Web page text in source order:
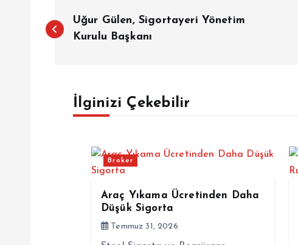
a
Uğur Gülen, Sigortayeri Yönetim
Kurulu Başkanı
İlginizi Çekebilir
Broker
Araç Yıkama Ücretinden Daha
Düşük Sigorta
Temmuz 31, 2026